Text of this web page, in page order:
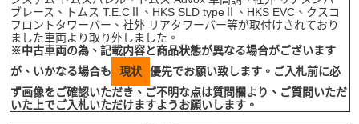
ブレース、トムス T.E.CⅡ、HKS SLD typeⅡ、HKS EVC、クスコ
フロントタワーバー、社外 リアタワーバー等が取付けされており
ました車両より取り外しました。
※中古車両の為、記載内容と商品状態が異なる場合がございます
が、いかなる場合も
現状
優先でお願い致します。ご入札前に必
ず画像をご確認いただき、ご不明な点は質問欄より、ご質問いただ
いた上でご入札いただけますようお願いします。